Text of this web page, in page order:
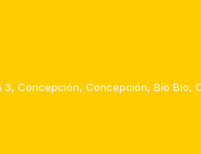
Concepción, Concepción, Bío Bío,